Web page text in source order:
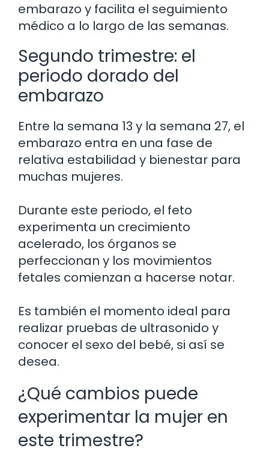
embarazo y facilita el seguimiento
médico a lo largo de las semanas.
Segundo trimestre: el
periodo dorado del
embarazo
Entre la semana 13 y la semana 27, el
embarazo entra en una fase de
relativa estabilidad y bienestar para
muchas mujeres.
Durante este periodo, el feto
experimenta un crecimiento
acelerado, los órganos se
perfeccionan y los movimientos
fetales comienzan a hacerse notar.
Es también el momento ideal para
realizar pruebas de ultrasonido y
conocer el sexo del bebé, si así se
desea.
¿Qué cambios puede
experimentar la mujer en
este trimestre?